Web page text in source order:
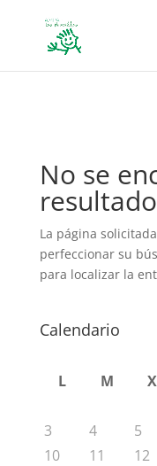
No se
La página
perfeccionar su
para localizar la
Calendario
L M X
3
4 5
10
11 12